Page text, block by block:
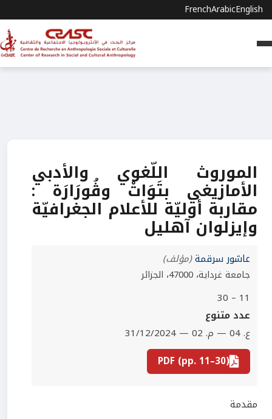
FrenchArabicEnglish
الموروث اللّغوي والأدبي
الأمازيغي بتَوَاتْ وڤُورَارَة :
مقاربة أوليّة للأعلام الجغرافيّة
وإيزلوان آهليل
عاشور سرقمة(مؤلف)
جامعة غرداية، 47000، الجزائر
11 – 30
عدد متنوع
ع. 04 — م. 02 — 31/12/2024
PDF (pp. 11–30)
مقدمة